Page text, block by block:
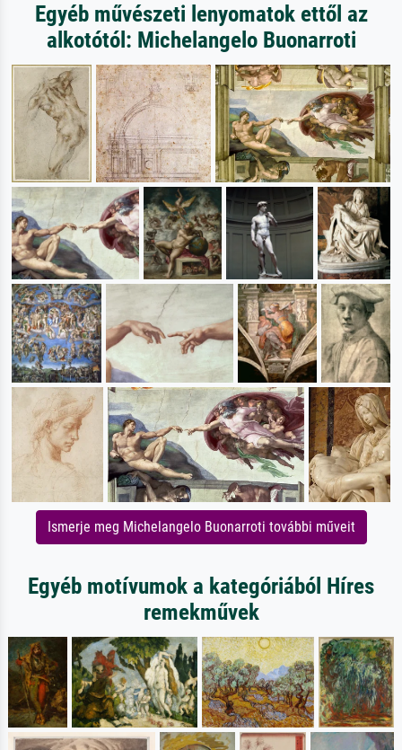
Egyéb művészeti lenyomatok ettől az
alkotótól: Michelangelo Buonarroti
Ismerje meg Michelangelo Buonarroti további műveit
Egyéb motívumok a kategóriából Híres
remekművek